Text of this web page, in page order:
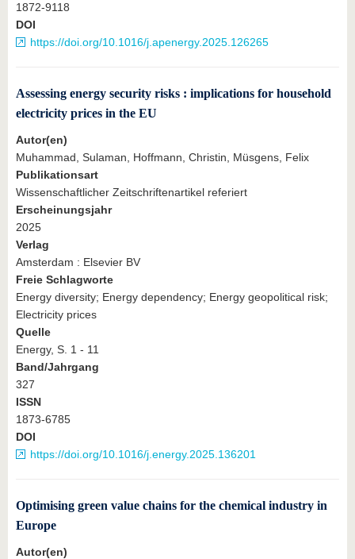
1872-9118
DOI
https://doi.org/10.1016/j.apenergy.2025.126265
Assessing energy security risks : implications for household
electricity prices in the EU
Autor(en)
Muhammad, Sulaman, Hoffmann, Christin, Müsgens, Felix
Publikationsart
Wissenschaftlicher Zeitschriftenartikel referiert
Erscheinungsjahr
2025
Verlag
Amsterdam : Elsevier BV
Freie Schlagworte
Energy diversity; Energy dependency; Energy geopolitical risk;
Electricity prices
Quelle
Energy, S. 1 - 11
Band/Jahrgang
327
ISSN
1873-6785
DOI
https://doi.org/10.1016/j.energy.2025.136201
Optimising green value chains for the chemical industry in
Europe
Autor(en)